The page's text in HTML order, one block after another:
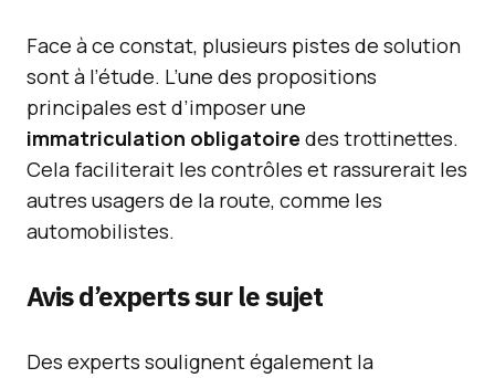
Face à ce constat, plusieurs pistes de solution
sont à l’étude. L’une des propositions
principales est d’imposer une
immatriculation obligatoire des trottinettes.
Cela faciliterait les contrôles et rassurerait les
autres usagers de la route, comme les
automobilistes.
Avis d’experts sur le sujet
Des experts soulignent également la